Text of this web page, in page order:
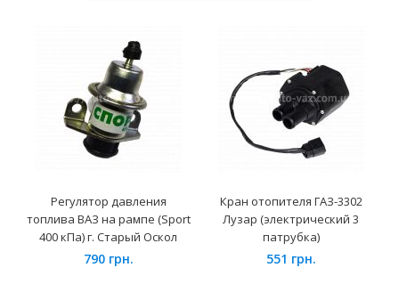
Регулятор давления
топлива ВАЗ на рампе (Sport
400 кПа) г. Старый Оскол
790 грн.
Кран отопителя ГАЗ-3302
Лузар (электрический 3
патрубка)
551 грн.